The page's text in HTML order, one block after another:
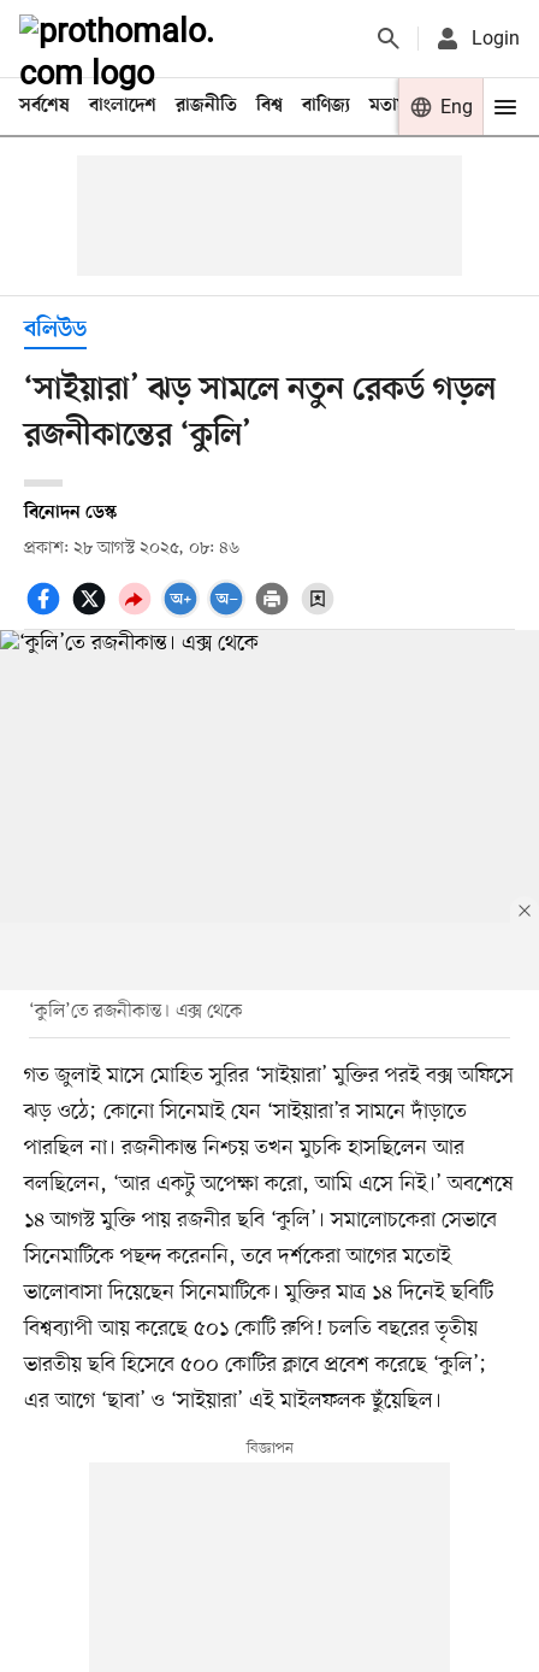
Login
সর্বশেষ বাংলাদেশ রাজনীতি বিশ্ব বাণিজ্য মতামত খেলা
Eng
বলিউড
‘সাইয়ারা’ ঝড় সামলে নতুন রেকর্ড গড়ল
রজনীকান্তের ‘কুলি’
বিনোদন ডেস্ক
প্রকাশ: ২৮ আগস্ট ২০২৫, ০৮: ৪৬
‘কুলি’তে রজনীকান্ত। এক্স থেকে
গত জুলাই মাসে মোহিত সুরির ‘সাইয়ারা’ মুক্তির পরই বক্স অফিসে
ঝড় ওঠে; কোনো সিনেমাই যেন ‘সাইয়ারা’র সামনে দাঁড়াতে
পারছিল না। রজনীকান্ত নিশ্চয় তখন মুচকি হাসছিলেন আর
বলছিলেন, ‘আর একটু অপেক্ষা করো, আমি এসে নিই।’ অবশেষে
১৪ আগস্ট মুক্তি পায় রজনীর ছবি ‘কুলি’। সমালোচকেরা সেভাবে
সিনেমাটিকে পছন্দ করেননি, তবে দর্শকেরা আগের মতোই
ভালোবাসা দিয়েছেন সিনেমাটিকে। মুক্তির মাত্র ১৪ দিনেই ছবিটি
বিশ্বব্যাপী আয় করেছে ৫০১ কোটি রুপি! চলতি বছরের তৃতীয়
ভারতীয় ছবি হিসেবে ৫০০ কোটির ক্লাবে প্রবেশ করেছে ‘কুলি’;
এর আগে ‘ছাবা’ ও ‘সাইয়ারা’ এই মাইলফলক ছুঁয়েছিল।